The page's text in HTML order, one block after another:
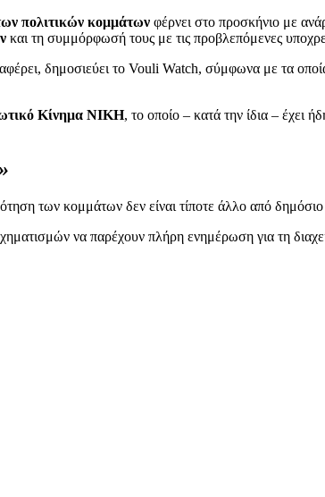
πολιτικών κομμάτων φέρνει στο προσκήνιο με
και τη συμμόρφωσή τους με τις προβλεπόμενες
δημοσιεύει το Vouli Watch, σύμφωνα με τα
Κίνημα ΝΙΚΗ, το οποίο – κατά την ίδια – έχει
των κομμάτων δεν είναι τίποτε άλλο από
να παρέχουν πλήρη ενημέρωση για τη